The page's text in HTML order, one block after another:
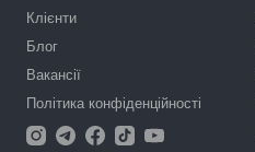
Клієнти
Блог
Вакансії
Політика конфіденційності